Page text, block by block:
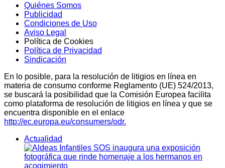
Quiénes Somos
Publicidad
Condiciones de Uso
Aviso Legal
Política de Cookies
Política de Privacidad
Sindicación
En lo posible, para la resolución de litigios en línea en
materia de consumo conforme Reglamento (UE) 524/2013,
se buscará la posibilidad que la Comisión Europea facilita
como plataforma de resolución de litigios en línea y que se
encuentra disponible en el enlace
http://ec.europa.eu/consumers/odr.
Actualidad